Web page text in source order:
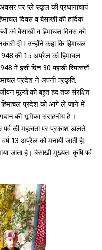
पर प्ले स्कूल की प्रधानाचार्य
दिवस व बैसाखी की हार्दिक
को बैसाखी व हिमाचल दिवस को
दी I उन्होंने कहा कि हिमाचल
की 15 अप्रैल को हिमाचल
में इसी दिन 30 पहाड़ी रियासतों
प्रदेश ने अपनी प्रकृति,
मूल्यों को बहुत हद तक संरक्षित
हिमाचल प्रदेश को आगे ले जाने में
की भूमिका सराहनीय है ।
की महत्वता पर प्रकाश डालते
वर्ष 13 अप्रैल को मनायी जाती है|
जाता है। बैसाखी मुख्यतः कृषि पर्व